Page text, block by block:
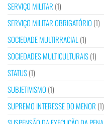
SERVIÇO MILITAR (1)
SERVIÇO MILITAR OBRIGATÓRIO (1)
SOCIEDADE MULTIRRACIAL (1)
SOCIEDADES MULTICULTURAIS(1)
STATUS(1)
SUBJETIVISMO (1)
SUPREMO INTERESSE DO MENOR (1)